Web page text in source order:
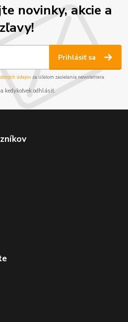
novinky, akcie a
zľavy!
Prihlásiť sa
údajov za účelom zasielania newslettera.
kedykoľvek odhlásiť.